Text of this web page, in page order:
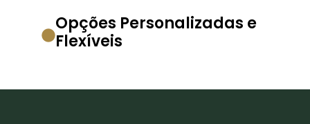
Opções Personalizadas e
Flexíveis